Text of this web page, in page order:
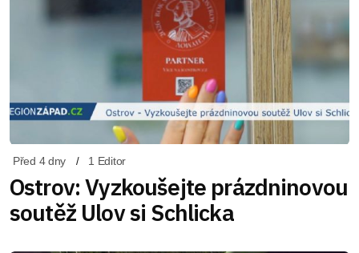
Před 4 dny 1 Editor
Ostrov: Vyzkoušejte prázdninovou
soutěž Ulov si Schlicka